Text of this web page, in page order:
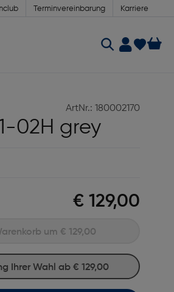
Terminvereinbarung Karriere
ArtNr.: 180002170
02H grey
€ 129,00
Ihrer Wahl ab€ 129,00
um € 129,00